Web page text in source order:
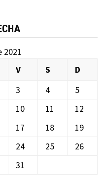
2021
V S
D
3 4
5
10 11
12
17 18
19
24 25
26
31